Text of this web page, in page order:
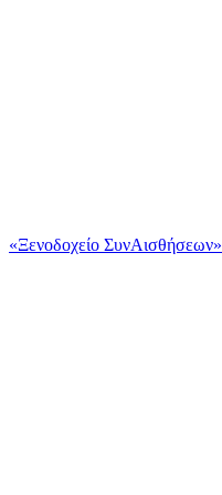
«Ξενοδοχείο